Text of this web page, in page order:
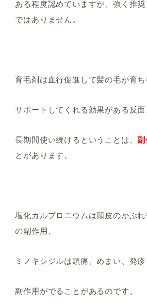
ある程度認めていますが、強く推
ではありません。
育毛剤は血行促進して髪の毛が育
サポートしてくれる効果がある反面
長期間使い続けるということは、
とがあります。
塩化カルプロニウムは頭皮のかぶ
の副作用、
ミノキシジルは頭痛、めまい、発
副作用がでることがあるのです。